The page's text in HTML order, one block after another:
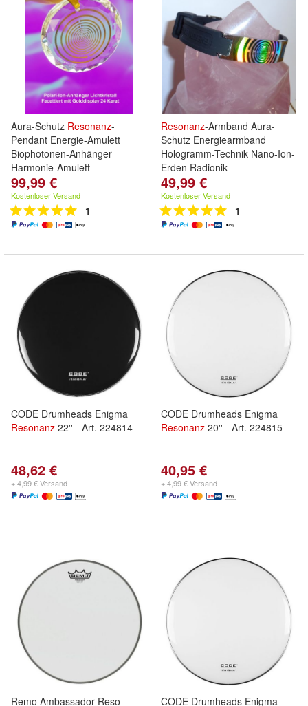
Aura-Schutz Resonanz-
Pendant Energie-Amulett
Biophotonen-Anhänger
Harmonie-Amulett
99,99 €
Kostenloser Versand
1
Resonanz-Armband Aura-
Schutz Energiearmband
Hologramm-Technik Nano-Ion-
Erden Radionik
49,99 €
Kostenloser Versand
1
CODE Drumheads Enigma
Resonanz 22'' - Art. 224814
48,62 €
+ 4,99 € Versand
CODE Drumheads Enigma
Resonanz 20'' - Art. 224815
40,95 €
+ 4,99 € Versand
Remo Ambassador Reso
CODE Drumheads Enigma